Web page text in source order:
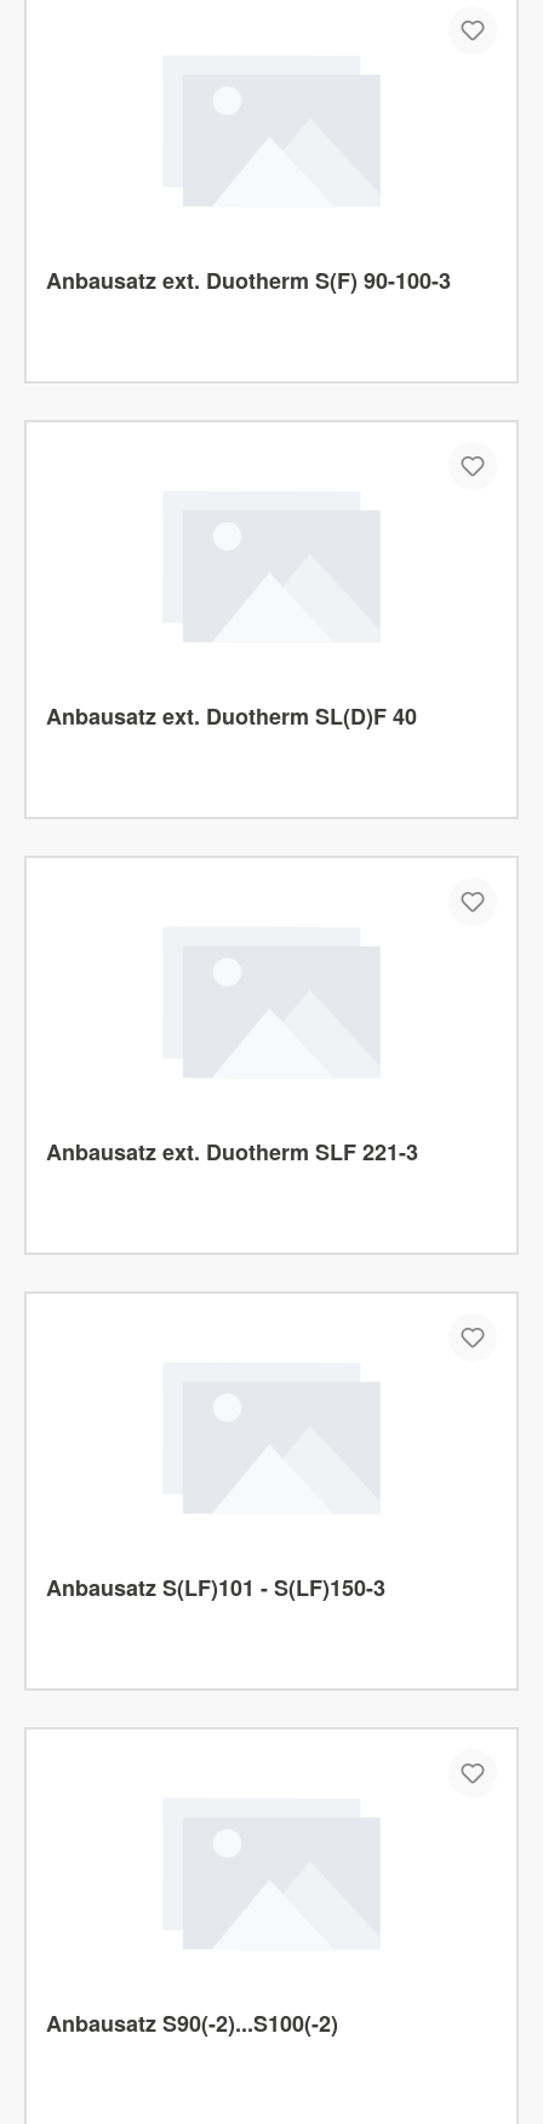
Anbausatz ext. Duotherm S(F) 90-100-3
Anbausatz ext. Duotherm SL(D)F 40
Anbausatz ext. Duotherm SLF 221-3
Anbausatz S(LF)101 - S(LF)150-3
Anbausatz S90(-2)...S100(-2)